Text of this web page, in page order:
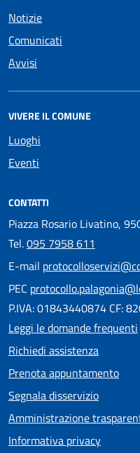
Notizie
Comunicati
Avvisi
VIVERE IL COMUNE
Luoghi
Eventi
CONTATTI
Piazza Rosario Livatino,
Tel.095 7958 611
E-mail
PEC
P.IVA: 01843440874 CF:
Leggi le domande frequenti
Richiedi assistenza
Prenota appuntamento
Segnala disservizio
Amministrazione
Informativa privacy